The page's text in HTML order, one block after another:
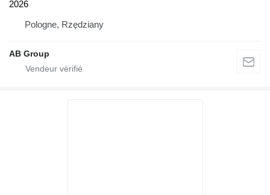
2026
Pologne, Rzędziany
AB Group